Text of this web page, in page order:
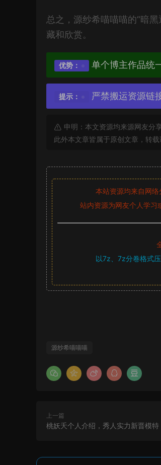
总之，源纱希喵喵喵的“暗
藏和欣赏。
优势： 单个博主作品统
提示： 严禁搬运资源链
申明：本文资源均来源网友分
此外本文章皆属于原创文章，转
本站资源均来自网络
站内资源为网友个人学习
以7z、7z分卷格式压
源纱希喵喵喵
上一篇
桃妖夭个人介绍，秀人实力新晋模特